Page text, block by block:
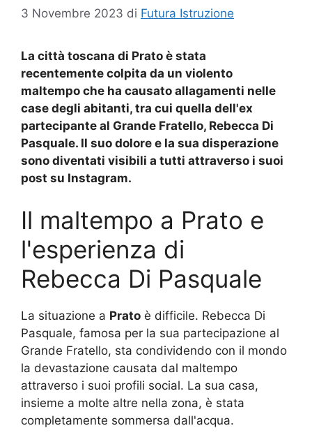
3 Novembre 2023 di Futura Istruzione
La città toscana di Prato è stata
recentemente colpita da un violento
maltempo che ha causato allagamenti nelle
case degli abitanti, tra cui quella dell'ex
partecipante al Grande Fratello, Rebecca Di
Pasquale. Il suo dolore e la sua disperazione
sono diventati visibili a tutti attraverso i suoi
post su Instagram.
Il maltempo a Prato e
l'esperienza di
Rebecca Di Pasquale
La situazione a Prato è difficile. Rebecca Di
Pasquale, famosa per la sua partecipazione al
Grande Fratello, sta condividendo con il mondo
la devastazione causata dal maltempo
attraverso i suoi profili social. La sua casa,
insieme a molte altre nella zona, è stata
completamente sommersa dall'acqua.